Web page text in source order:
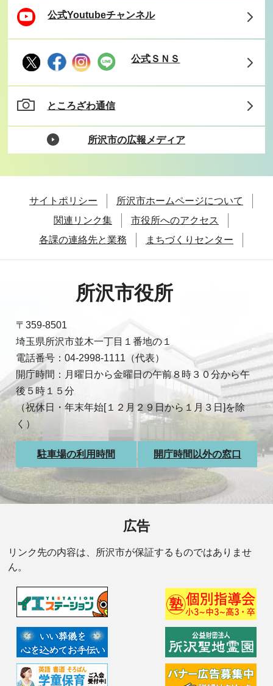
公式Youtubeチャンネル
公式ＳＮＳ
ところざわ通信
所沢市の広報メディア
サイトポリシー
所沢市ホームページについて
関連リンク集
市役所へのアクセス
各課の連絡先と業務
まちづくりセンター
所沢市役所
〒359-8501
埼玉県所沢市並木一丁目１番地の１
電話番号：04-2998-1111（代表）
開庁時間：月曜日から金曜日の午前８時３０分から午
後５時１５分
（祝休日・年末年始[１２月２９日から１月３日]を除
く）
駐車場の利用時間 開庁時間以外の窓口
広告
リンク先の内容は、所沢市が保証するものではありませ
ん。